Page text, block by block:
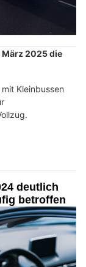
März 2025 die
Kleinbussen
deutlich
betroffen